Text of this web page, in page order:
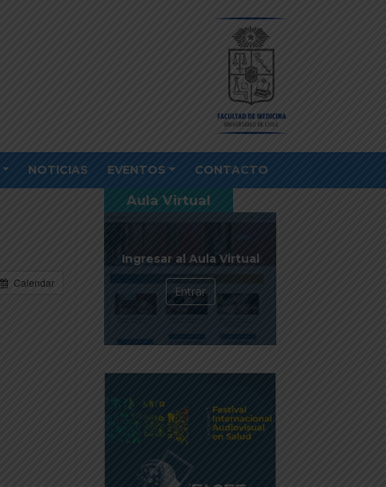
NOTICIAS EVENTOS CONTACTO
Calendar
Aula Virtual
Ingresar al Aula Virtual
Entrar